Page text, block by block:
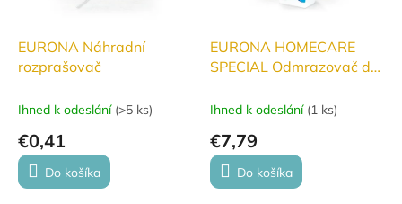
EURONA Náhradní
rozprašovač
Ihned k odeslání (>5 ks)
€0,41
Do košíka
EURONA HOMECARE
SPECIAL Odmrazovač do
Ihned k odeslání (1 ks)
€7,79
Do košíka